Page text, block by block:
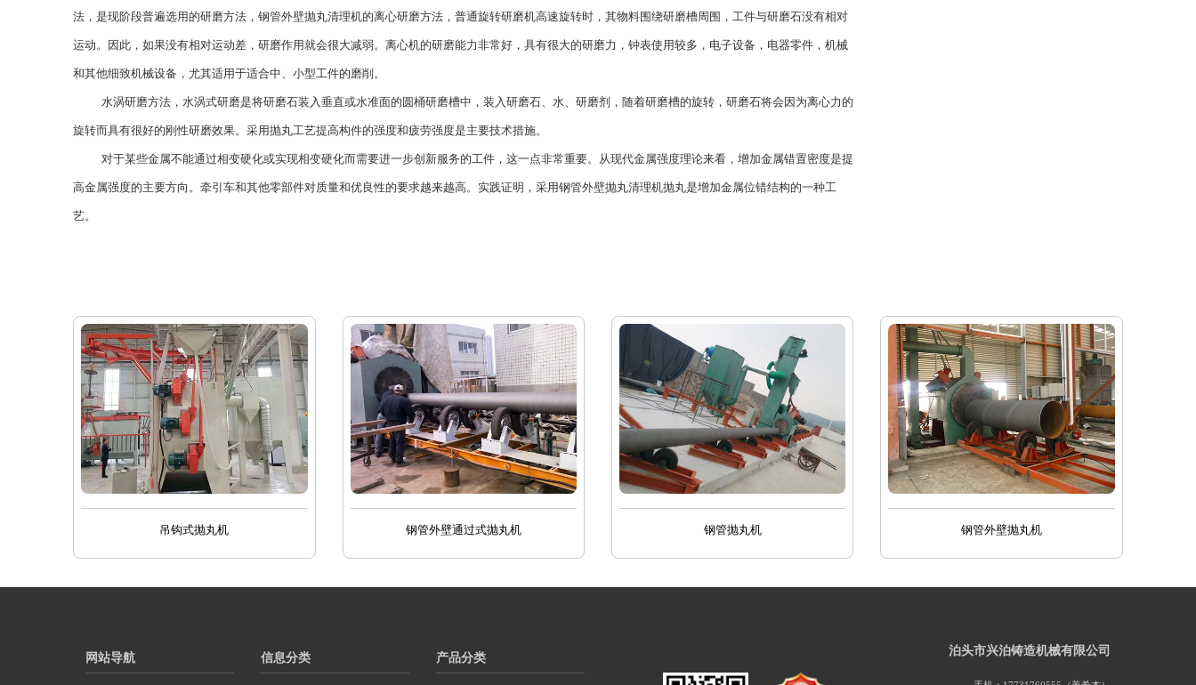
法，是现阶段普遍选用的研磨方法，钢管外壁抛丸清理机的离心研磨方法，普通旋转研磨机高速旋转时，其物料围绕研磨槽周围，工件与研磨石没有相对
运动。因此，如果没有相对运动差，研磨作用就会很大减弱。离心机的研磨能力非常好，具有很大的研磨力，钟表使用较多，电子设备，电器零件，机械
和其他细致机械设备，尤其适用于适合中、小型工件的磨削。
水涡研磨方法，水涡式研磨是将研磨石装入垂直或水准面的圆桶研磨槽中，装入研磨石、水、研磨剂，随着研磨槽的旋转，研磨石将会因为离心力的
旋转而具有很好的刚性研磨效果。采用抛丸工艺提高构件的强度和疲劳强度是主要技术措施。
对于某些金属不能通过相变硬化或实现相变硬化而需要进一步创新服务的工件，这一点非常重要。从现代金属强度理论来看，增加金属错置密度是提
高金属强度的主要方向。牵引车和其他零部件对质量和优良性的要求越来越高。实践证明，采用钢管外壁抛丸清理机抛丸是增加金属位错结构的一种工
艺。
吊钩式抛丸机 钢管外壁通过式抛丸机 钢管抛丸机 钢管外壁抛丸机
网站导航 信息分类 产品分类
泊头市兴泊铸造机械有限公司